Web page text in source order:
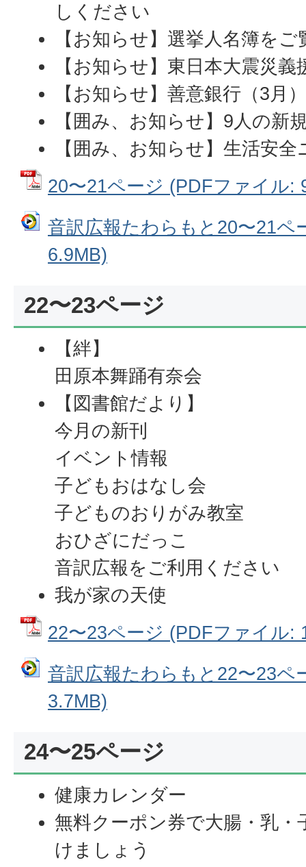
しください
【お知らせ】選挙人名簿を
【お知らせ】東日本大震災義
【お知らせ】善意銀行（3月）
【囲み、お知らせ】9人の新
【囲み、お知らせ】生活安全
20〜21ページ (PDFファイル:
音訳広報たわらもと20〜21ペ
6.9MB)
22〜23ページ
【絆】
田原本舞踊有奈会
【図書館だより】
今月の新刊
イベント情報
子どもおはなし会
子どものおりがみ教室
おひざにだっこ
音訳広報をご利用ください
我が家の天使
22〜23ページ (PDFファイル:
音訳広報たわらもと22〜23ペ
3.7MB)
24〜25ページ
健康カレンダー
無料クーポン券で大腸・乳・
けましょう